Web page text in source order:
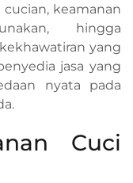
keamanan
hingga
yang
jasa yang
nyata pada
Cuci